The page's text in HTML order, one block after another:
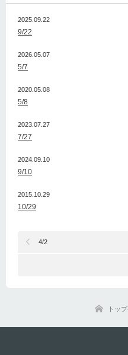
2025.09.22
9/22
2026.05.07
5/7
2020.05.08
5/8
2023.07.27
7/27
2024.09.10
9/10
2015.10.29
10/29
4/2
トッ